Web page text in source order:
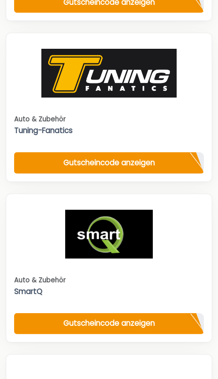
Gutscheincode anzeigen
Auto & Zubehör
Tuning-Fanatics
Gutscheincode anzeigen
Auto & Zubehör
SmartQ
Gutscheincode anzeigen